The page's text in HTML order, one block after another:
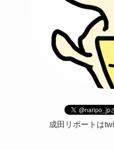
成田リポートは